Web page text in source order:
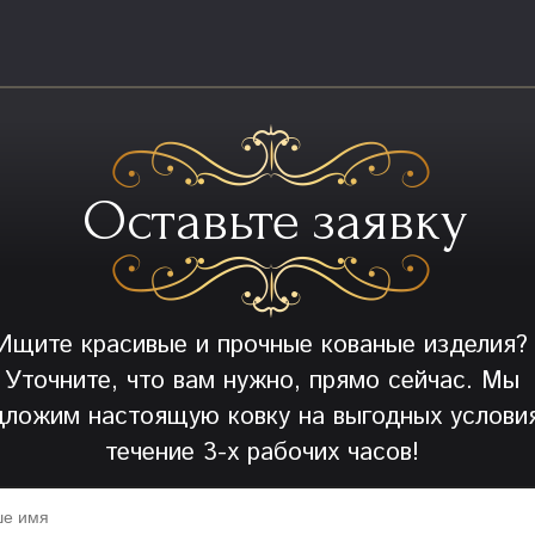
Оставьте заявку
красивые и прочные кованые изделия?
Уточните, что вам нужно, прямо сейчас. Мы
настоящую ковку на выгодных
течение 3-х рабочих часов!